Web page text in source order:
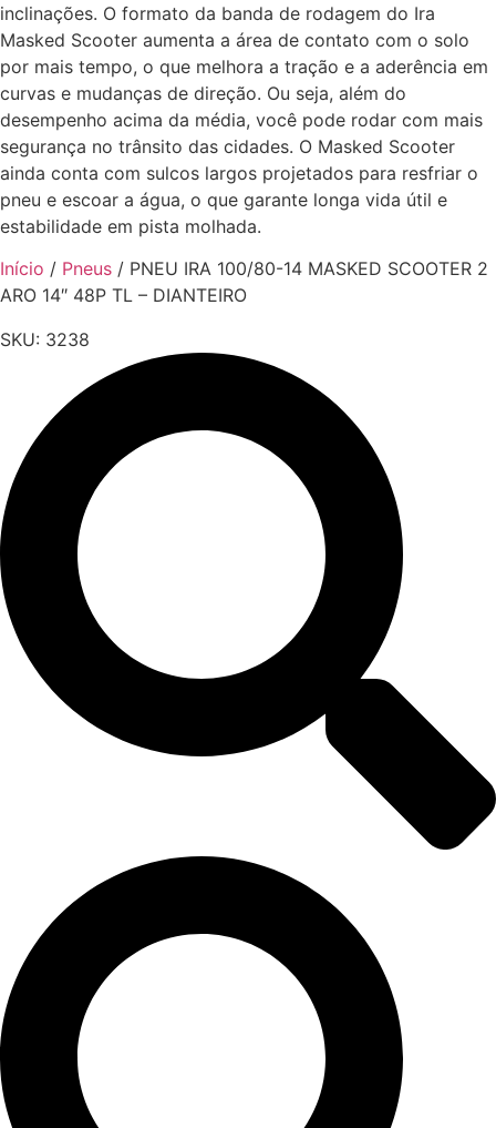
inclinações. O formato da banda de rodagem do Ira
Masked Scooter aumenta a área de contato com o solo
por mais tempo, o que melhora a tração e a aderência em
curvas e mudanças de direção. Ou seja, além do
desempenho acima da média, você pode rodar com mais
segurança no trânsito das cidades. O Masked Scooter
ainda conta com sulcos largos projetados para resfriar o
pneu e escoar a água, o que garante longa vida útil e
estabilidade em pista molhada.
Início / Pneus / PNEU IRA 100/80-14 MASKED SCOOTER 2
ARO 14″ 48P TL – DIANTEIRO
SKU: 3238